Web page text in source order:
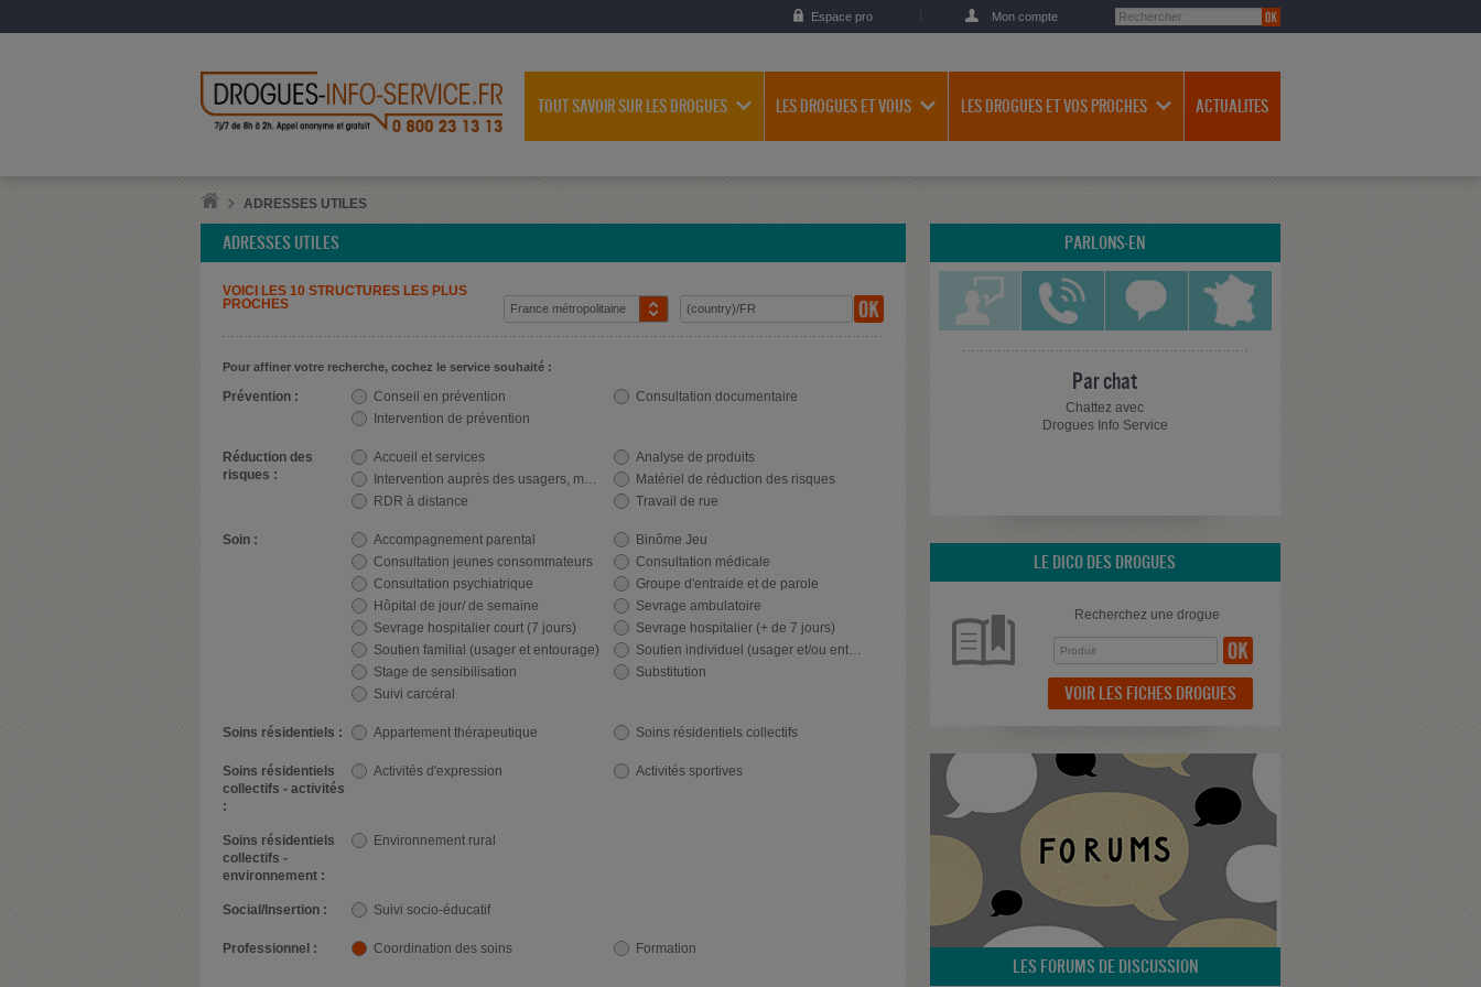
Espace pro Mon compte
TOUT SAVOIR SUR LES DROGUES LES DROGUES ET VOUS LES DROGUES ET VOS PROCHES ACTUALITES
ADRESSES UTILES
ADRESSES UTILES
VOICI LES 10 STRUCTURES LES PLUS
PROCHES
Pour affiner votre recherche, cochez le service souhaité :
Prévention : Conseil en prévention
Consultation documentaire
Intervention de prévention
Réduction des
risques :
Accueil et services
Analyse de produits
Intervention auprès des usagers, milieu festif
Matériel de réduction des risques
RDR à distance
Travail de rue
Soin : Accompagnement parental
Binôme Jeu
Consultation jeunes consommateurs
Consultation médicale
Consultation psychiatrique
Groupe d'entraide et de parole
Hôpital de jour/ de semaine
Sevrage ambulatoire
Sevrage hospitalier court (7 jours)
Sevrage hospitalier (+ de 7 jours)
Soutien familial (usager et entourage)
Soutien individuel (usager et/ou entourage)
Stage de sensibilisation
Substitution
Suivi carcéral
Soins résidentiels : Appartement thérapeutique Soins résidentiels collectifs
Soins résidentiels
collectifs - activités
:
Activités d'expression Activités sportives
Soins résidentiels
collectifs -
environnement :
Environnement rural
Social/Insertion : Suivi socio-éducatif
Professionnel : Coordination des soins Formation
PARLONS-EN
Par chat
Chattez avec
Drogues Info Service
LE DICO DES DROGUES
Recherchez une drogue
VOIR LES FICHES DROGUES
LES FORUMS DE DISCUSSION